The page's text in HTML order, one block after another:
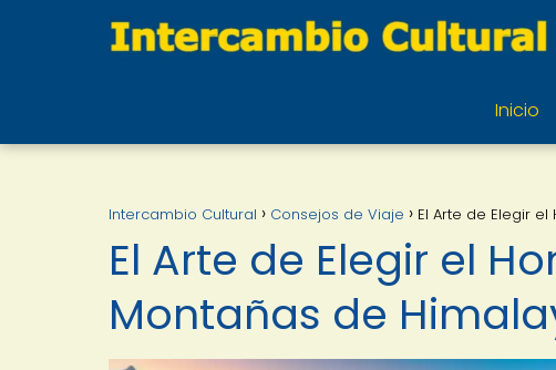
Inicio
Intercambio Cultural Consejos de Viaje El Arte de Elegir
El Arte de Elegir el
Montañas de